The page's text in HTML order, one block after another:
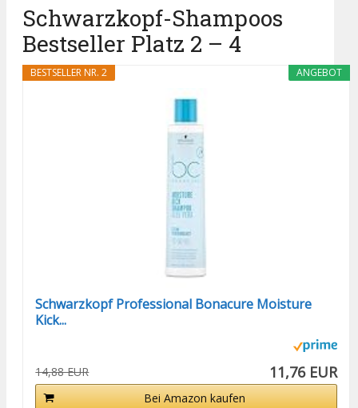
Schwarzkopf-Shampoos
Bestseller Platz 2 – 4
ANGEBOT
BESTSELLER NR. 2
Schwarzkopf Professional Bonacure Moisture
Kick...
14,88 EUR 11,76 EUR
Bei Amazon kaufen